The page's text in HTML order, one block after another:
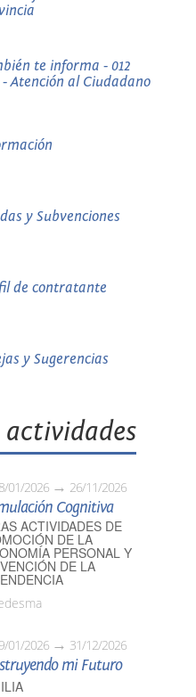
te informa - 012
- Atención al Ciudadano
y Subvenciones
de contratante
y Sugerencias
actividades
01/2026 26/11/2026
Cognitiva
ACTIVIDADES DE
DE LA
PERSONAL Y
DE LA
01/2026 31/12/2026
mi Futuro